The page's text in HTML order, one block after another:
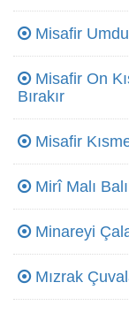
Misafir
Misafir On
Bırakır
Misafir
Mirî Malı
Minareyi
Mızrak